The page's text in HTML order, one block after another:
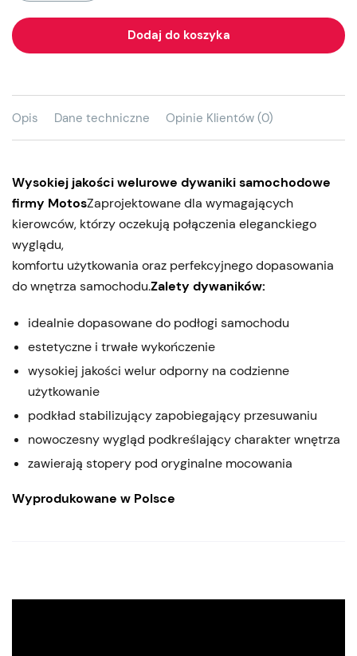
Dodaj do koszyka
Opis Dane techniczne Opinie Klientów (0)
Wysokiej jakości welurowe dywaniki samochodowe
firmy MotosZaprojektowane dla wymagających
kierowców, którzy oczekują połączenia eleganckiego
wyglądu,
komfortu użytkowania oraz perfekcyjnego dopasowania
do wnętrza samochodu.Zalety dywaników:
idealnie dopasowane do podłogi samochodu
estetyczne i trwałe wykończenie
wysokiej jakości welur odporny na codzienne
użytkowanie
podkład stabilizujący zapobiegający przesuwaniu
nowoczesny wygląd podkreślający charakter wnętrza
zawierają stopery pod oryginalne mocowania
Wyprodukowane w Polsce